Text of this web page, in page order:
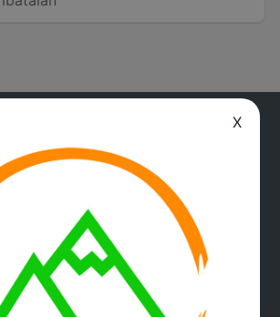
2 Jl. Alternatif Sirkuit Sentul
Kab. Bogor
X